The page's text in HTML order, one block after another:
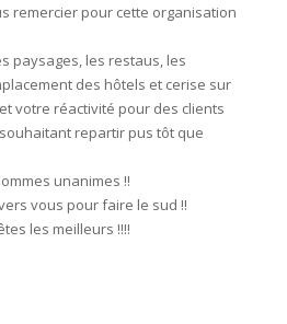
remercier pour cette organisation
paysages, les restaus, les
des hôtels et cerise sur
votre réactivité pour des clients
repartir pus tôt que
unanimes !!
vous pour faire le sud !!
les meilleurs !!!!